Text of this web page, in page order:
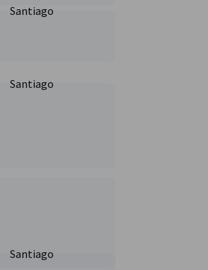
Santiago
Santiago
Santiago